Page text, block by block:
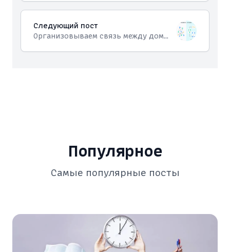
Следующий пост
Организовываем связь между доменными сущностями в Laravel
Популярное
Самые популярные посты